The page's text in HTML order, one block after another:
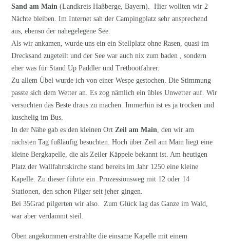
Sand am Main (Landkreis Haßberge, Bayern). Hier wollten wir 2
Nächte bleiben. Im Internet sah der Campingplatz sehr ansprechend
aus, ebenso der nahegelegene See.
Als wir ankamen, wurde uns ein ein Stellplatz ohne Rasen, quasi im
Drecksand zugeteilt und der See war auch nix zum baden , sondern
eher was für Stand Up Paddler und Tretbootfahrer.
Zu allem Übel wurde ich von einer Wespe gestochen. Die Stimmung
passte sich dem Wetter an. Es zog nämlich ein übles Unwetter auf. Wir
versuchten das Beste draus zu machen. Immerhin ist es ja trocken und
kuschelig im Bus.
In der Nähe gab es den kleinen Ort Zeil am Main , den wir am
nächsten Tag fußläufig besuchten. Hoch über Zeil am Main liegt eine
kleine Bergkapelle, die als Zeiler Käppele bekannt ist. Am heutigen
Platz der Wallfahrtskirche stand bereits im Jahr 1250 eine kleine
Kapelle. Zu dieser führte ein .Prozessionsweg mit 12 oder 14
Stationen, den schon Pilger seit jeher gingen.
Bei 35Grad pilgerten wir also. Zum Glück lag das Ganze im Wald,
war aber verdammt steil.
Oben angekommen erstrahlte die einsame Kapelle mit einem